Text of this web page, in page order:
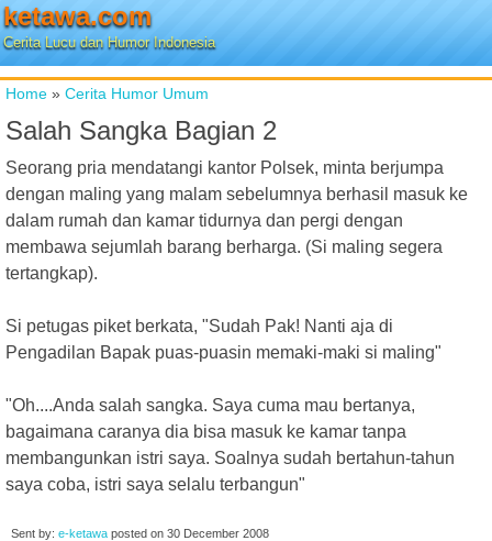
ketawa.com
Cerita Lucu dan Humor Indonesia
Home » Cerita Humor Umum
Salah Sangka Bagian 2
Seorang pria mendatangi kantor Polsek, minta berjumpa
dengan maling yang malam sebelumnya berhasil masuk ke
dalam rumah dan kamar tidurnya dan pergi dengan
membawa sejumlah barang berharga. (Si maling segera
tertangkap).
Si petugas piket berkata, "Sudah Pak! Nanti aja di
Pengadilan Bapak puas-puasin memaki-maki si maling"
"Oh....Anda salah sangka. Saya cuma mau bertanya,
bagaimana caranya dia bisa masuk ke kamar tanpa
membangunkan istri saya. Soalnya sudah bertahun-tahun
saya coba, istri saya selalu terbangun"
Sent by: e-ketawa posted on 30 December 2008